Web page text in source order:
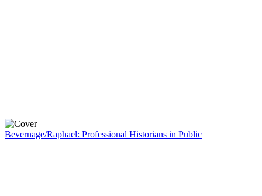
Bevernage/Raphael: Professional Historians in Public